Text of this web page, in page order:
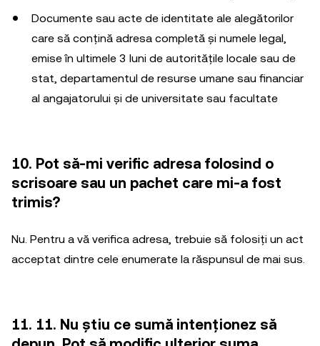
Documente sau acte de identitate ale alegătorilor
care să conțină adresa completă și numele legal,
emise în ultimele 3 luni de autoritățile locale sau de
stat, departamentul de resurse umane sau financiar
al angajatorului și de universitate sau facultate
10. Pot să-mi verific adresa folosind o
scrisoare sau un pachet care mi-a fost
trimis?
Nu. Pentru a vă verifica adresa, trebuie să folosiți un act
acceptat dintre cele enumerate la răspunsul de mai sus.
11. 11. Nu știu ce sumă intenționez să